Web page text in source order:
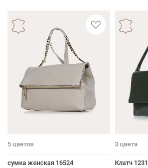
5 цветов
сумка женская 16524
3 цвета
Клатч